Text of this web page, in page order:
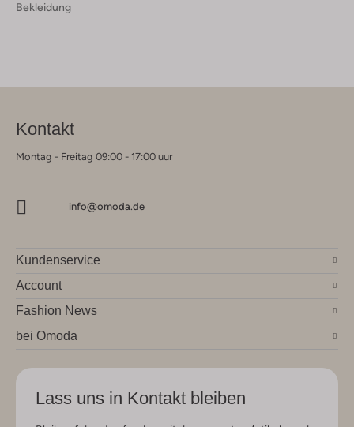
Bekleidung
Kontakt
Montag - Freitag 09:00 - 17:00 uur
info@omoda.de
Kundenservice
Account
Fashion News
bei Omoda
Lass uns in Kontakt bleiben